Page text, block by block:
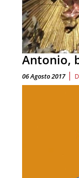
Antonio,
06 Agosto 2017 |